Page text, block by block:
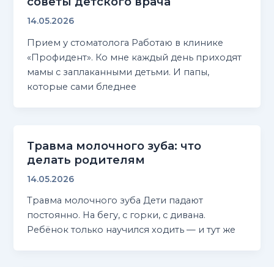
14.05.2026
Прием у стоматолога Работаю в клинике
«Профидент». Ко мне каждый день приходят
мамы с заплаканными детьми. И папы,
которые сами бледнее
Травма молочного зуба: что
делать родителям
14.05.2026
Травма молочного зуба Дети падают
постоянно. На бегу, с горки, с дивана.
Ребёнок только научился ходить — и тут же